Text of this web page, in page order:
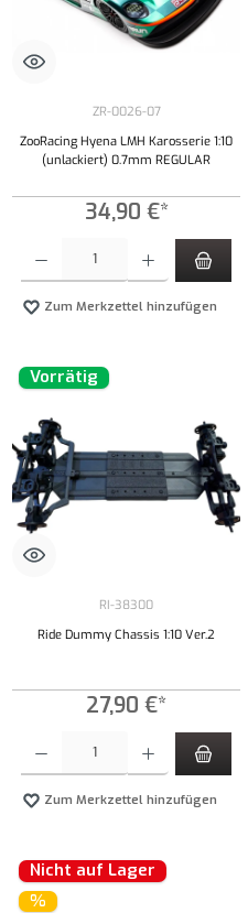
ZR-0026-07
ZooRacing Hyena LMH Karosserie 1:10
(unlackiert) 0.7mm REGULAR
34,90 €*
Zum Merkzettel hinzufügen
Vorrätig
RI-38300
Ride Dummy Chassis 1:10 Ver.2
27,90 €*
Zum Merkzettel hinzufügen
Nicht auf Lager
%